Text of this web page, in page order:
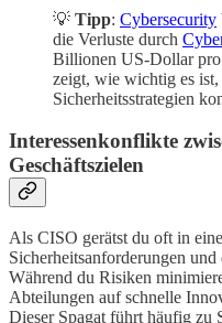
💡 Tipp: Cybersecurity
die Verluste durch
Billionen US-Dollar pro
zeigt, wie wichtig es
Sicherheitsstrategien
Interessenkonflikte
Geschäftszielen
Als CISO gerätst du oft in
Sicherheitsanforderungen
Während du Risiken
Abteilungen auf schnelle
Dieser Spagat führt häufig zu